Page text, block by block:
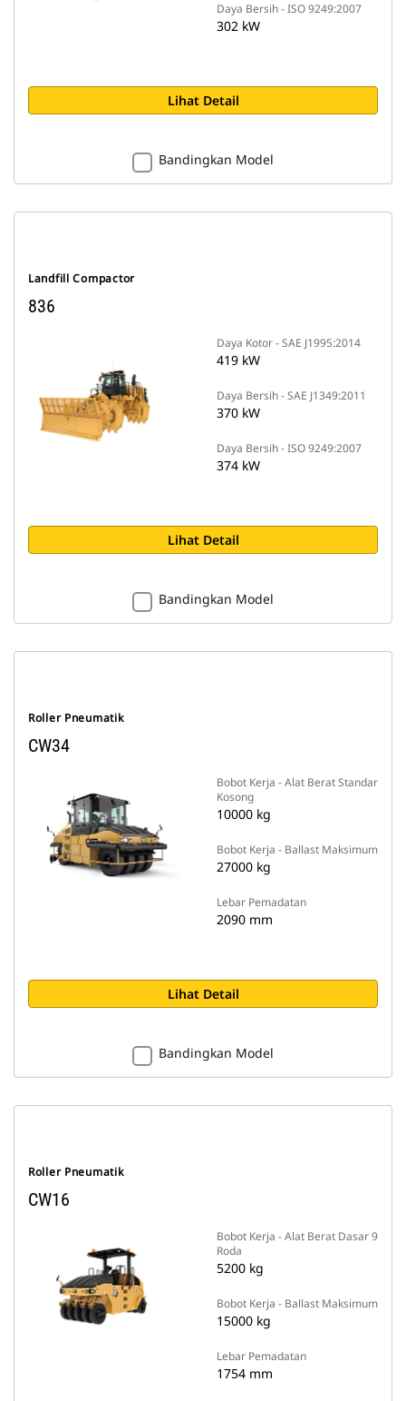
Daya Bersih - ISO 9249:2007
302 kW
Lihat Detail
Bandingkan Model
Landfill Compactor
836
Daya Kotor - SAE J1995:2014
419 kW
Daya Bersih - SAE J1349:2011
370 kW
Daya Bersih - ISO 9249:2007
374 kW
Lihat Detail
Bandingkan Model
Roller Pneumatik
CW34
Bobot Kerja - Alat Berat Standar
Kosong
10000 kg
Bobot Kerja - Ballast Maksimum
27000 kg
Lebar Pemadatan
2090 mm
Lihat Detail
Bandingkan Model
Roller Pneumatik
CW16
Bobot Kerja - Alat Berat Dasar 9
Roda
5200 kg
Bobot Kerja - Ballast Maksimum
15000 kg
Lebar Pemadatan
1754 mm